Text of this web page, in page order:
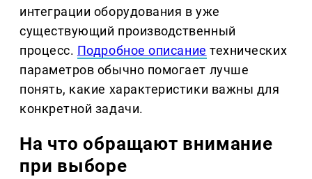
интеграции оборудования в уже
существующий производственный
процесс. Подробное описание технических
параметров обычно помогает лучше
понять, какие характеристики важны для
конкретной задачи.
На что обращают внимание
при выборе